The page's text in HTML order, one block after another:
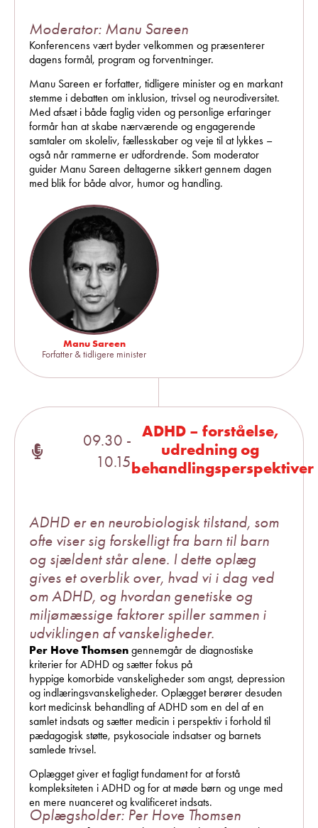
Manu Sareen
Forfatter & tidligere minister
Moderator: Manu Sareen
Konferencens vært byder velkommen og præsenterer
dagens formål, program og forventninger.
Manu Sareen er forfatter, tidligere minister og en markant
stemme i debatten om inklusion, trivsel og neurodiversitet.
Med afsæt i både faglig viden og personlige erfaringer
formår han at skabe nærværende og engagerende
samtaler om skoleliv, fællesskaber og veje til at lykkes –
også når rammerne er udfordrende. Som moderator
guider Manu Sareen deltagerne sikkert gennem dagen
med blik for både alvor, humor og handling.
09.30 -
10.15
ADHD – forståelse,
udredning og
behandlingsperspektiver
ADHD er en neurobiologisk tilstand, som
ofte viser sig forskelligt fra barn til barn
og sjældent står alene. I dette oplæg
gives et overblik over, hvad vi i dag ved
om ADHD, og hvordan genetiske og
miljømæssige faktorer spiller sammen i
udviklingen af vanskeligheder.
Per Hove Thomsen gennemgår de diagnostiske
kriterier for ADHD og sætter fokus på
hyppige komorbide vanskeligheder som angst, depression
og indlæringsvanskeligheder. Oplægget berører desuden
kort medicinsk behandling af ADHD som en del af en
samlet indsats og sætter medicin i perspektiv i forhold til
pædagogisk støtte, psykosociale indsatser og barnets
samlede trivsel.
Oplægget giver et fagligt fundament for at forstå
kompleksiteten i ADHD og for at møde børn og unge med
en mere nuanceret og kvalificeret indsats.
Oplægsholder: Per Hove Thomsen